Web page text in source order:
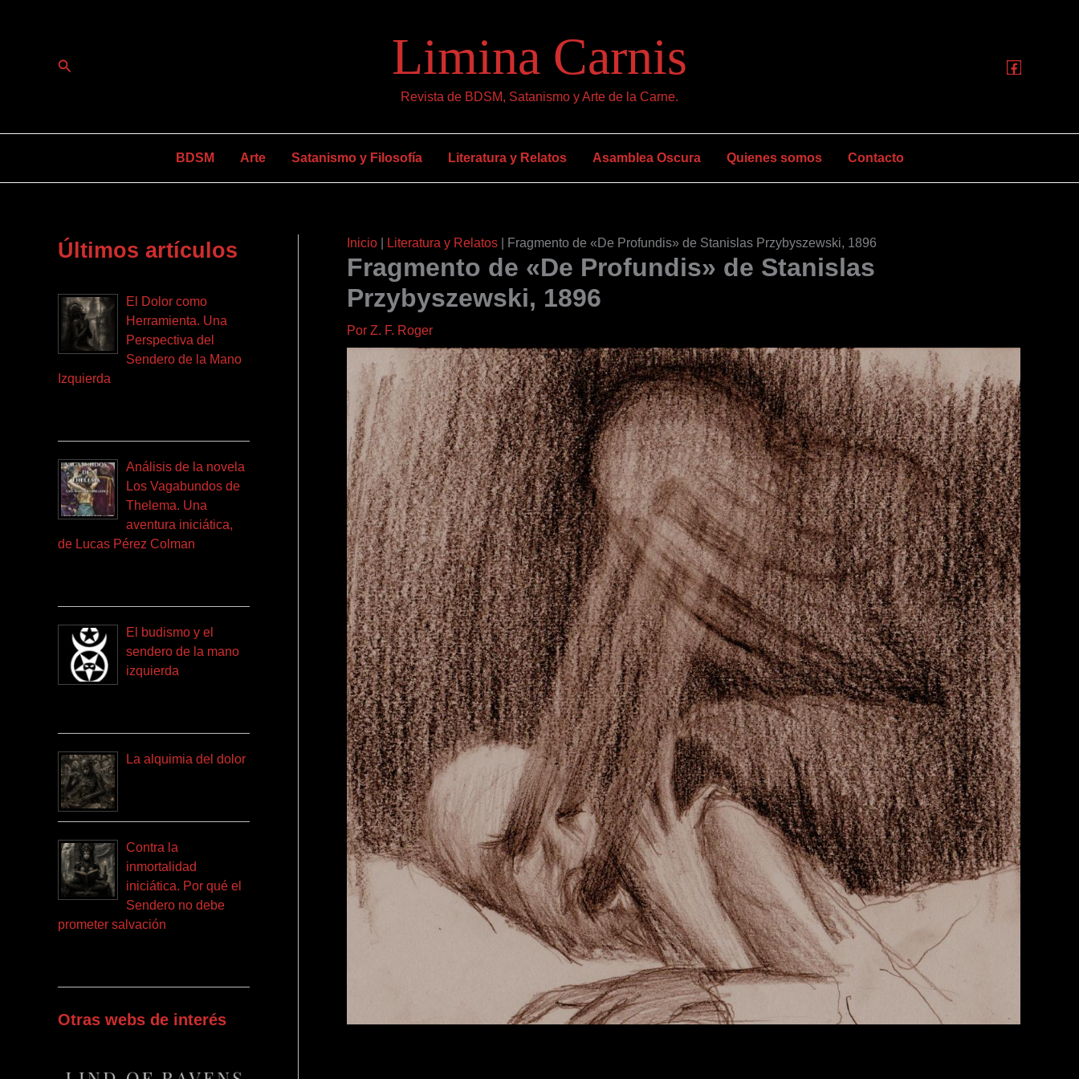
Buscar Limina Carnis
Revista de BDSM, Satanismo y Arte de la Carne.
BDSM Arte Satanismo y Filosofía Literatura y Relatos Asamblea Oscura Quienes somos Contacto
Últimos artículos
El Dolor como
Herramienta. Una
Perspectiva del
Sendero de la Mano
Izquierda
Análisis de la novela
Los Vagabundos de
Thelema. Una
aventura iniciática,
de Lucas Pérez Colman
El budismo y el
sendero de la mano
izquierda
La alquimia del dolor
Contra la
inmortalidad
iniciática. Por qué el
Sendero no debe
prometer salvación
Otras webs de interés
Inicio Literatura y Relatos Fragmento de «De Profundis» de Stanislas Przybyszewski, 1896
Fragmento de «De Profundis» de Stanislas
Przybyszewski, 1896
Por Z. F. Roger